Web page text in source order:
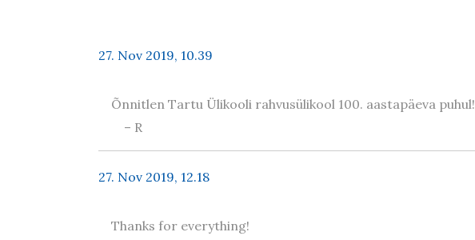
27. Nov 2019, 10.39
Õnnitlen Tartu Ülikooli rahvusülikool 100. aastapäeva puhul!
– R
27. Nov 2019, 12.18
Thanks for everything!